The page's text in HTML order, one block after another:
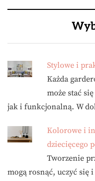
Stylowe i
Każda
może stać
jak i funkcjonalną. W
Kolorowe i
dziecięcego
Tworzenie
mogą rosnąć, uczyć się